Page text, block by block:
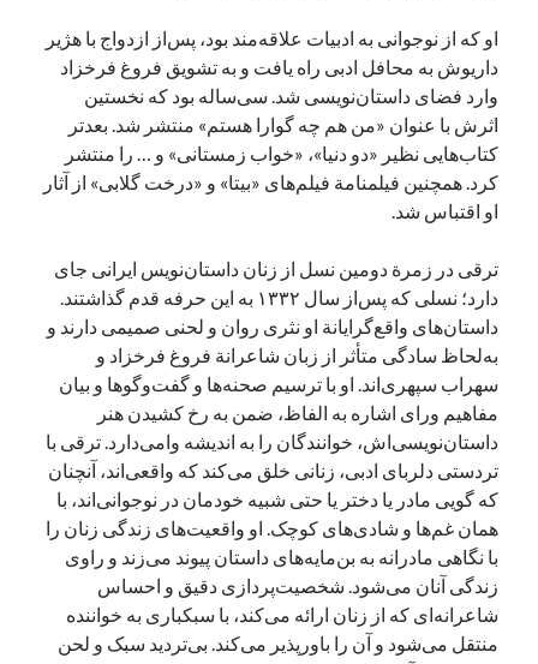
او که از نوجوانی به ادبیات علاقه‌مند بود، پس‌از ازدواج با هژیر
داریوش به محافل ادبی راه یافت و به تشویق فروغ فرخزاد
وارد فضای داستان‌نویسی شد. سی‌ساله بود که نخستین
اثرش با عنوان «من هم چه گوارا هستم» منتشر شد. بعدتر
کتاب‌هایی نظیر «دو دنیا»، «خواب زمستانی» و … را منتشر
کرد. همچنین فیلمنامة فیلم‌های «بیتا» و «درخت گلابی» از آثار
او اقتباس شد.
ترقی در زمرة دومین نسل از زنان داستان‌نویس ایرانی جای
دارد؛ نسلی که پس‌از سال ۱۳۳۲ به این حرفه قدم گذاشتند.
داستان‌های واقع‌گرایانة او نثری روان و لحنی صمیمی دارند و
به‌لحاظ سادگی متأثر از زبان شاعرانة فروغ فرخزاد و
سهراب سپهری‌اند. او با ترسیم صحنه‌ها و گفت‌وگوها و بیان
مفاهیم ورای اشاره به الفاظ، ضمن به رخ کشیدن هنر
داستان‌نویسی‌اش، خوانندگان را به اندیشه وامی‌دارد. ترقی با
تردستی دلربای ادبی، زنانی خلق می‌کند که واقعی‌اند، آنچنان
که گویی مادر یا دختر یا حتی شبیه خودمان در نوجوانی‌اند، با
همان غم‌ها و شادی‌های کوچک. او واقعیت‌های زندگی زنان را
با نگاهی مادرانه به بن‌مایه‌های داستان پیوند می‌زند و راوی
زندگی آنان می‌شود. شخصیت‌پردازی دقیق و احساس
شاعرانه‌ای که از زنان ارائه می‌کند، با سبکباری به خواننده
منتقل می‌شود و آن را باورپذیر می‌کند. بی‌تردید سبک و لحن